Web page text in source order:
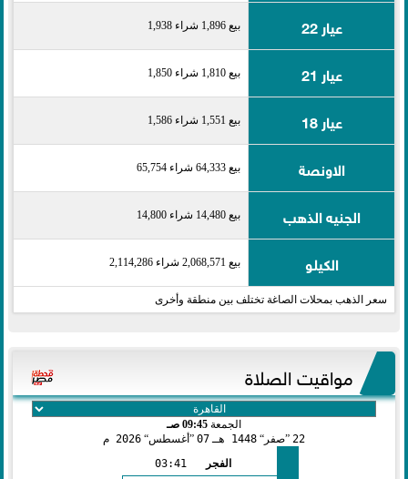
عيار 22 بيع 1,896 شراء 1,938
عيار 21 بيع 1,810 شراء 1,850
عيار 18 بيع 1,551 شراء 1,586
الاونصة بيع 64,333 شراء 65,754
الجنيه الذهب بيع 14,480 شراء 14,800
الكيلو بيع 2,068,571 شراء 2,114,286
سعر الذهب بمحلات الصاغة تختلف بين منطقة وأخرى
مواقيت الصلاة
الجمعة 09:45 صـ
22 صفر 1448 هـ 07 أغسطس 2026 م
الفجر
03:41